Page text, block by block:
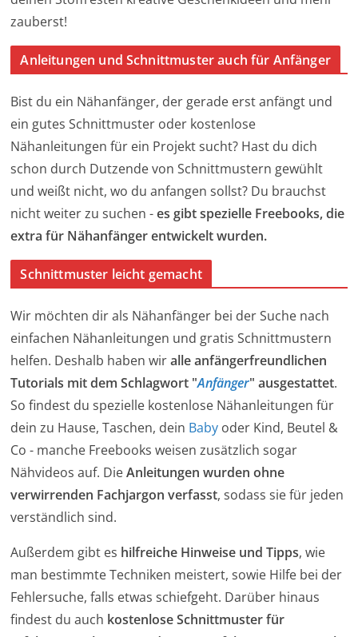
zauberst!
Anleitungen und Schnittmuster auch für Anfänger
Bist du ein Nähanfänger, der gerade erst anfängt und
ein gutes Schnittmuster oder kostenlose
Nähanleitungen für ein Projekt sucht? Hast du dich
schon durch Dutzende von Schnittmustern gewühlt
und weißt nicht, wo du anfangen sollst? Du brauchst
nicht weiter zu suchen -es gibt spezielle Freebooks, die
extra für Nähanfänger entwickelt wurden.
Schnittmuster leicht gemacht
Wir möchten dir als Nähanfänger bei der Suche nach
einfachen Nähanleitungen und gratis Schnittmustern
helfen. Deshalb haben wiralle anfängerfreundlichen
Tutorials mit dem Schlagwort "Anfänger" ausgestattet.
So findest du spezielle kostenlose Nähanleitungen für
dein zu Hause, Taschen, dein Baby oder Kind, Beutel &
Co - manche Freebooks weisen zusätzlich sogar
Nähvideos auf. DieAnleitungen wurden ohne
verwirrenden Fachjargon verfasst, sodass sie für jeden
verständlich sind.
Außerdem gibt es hilfreiche Hinweise und Tipps, wie
man bestimmte Techniken meistert, sowie Hilfe bei der
Fehlersuche, falls etwas schiefgeht. Darüber hinaus
findest du auch kostenlose Schnittmuster für